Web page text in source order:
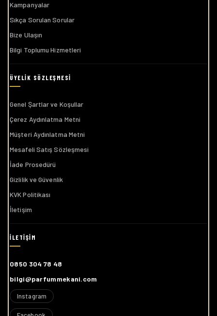
Kampanyalar
Sıkça Sorulan Sorular
Bize Ulaşın
Bilgi Toplumu Hizmetleri
Genel Şartlar ve Koşullar
Çerez Aydınlatma Metni
Müşteri Aydınlatma Metni
Mesafeli Satış Sözleşmesi
İade Prosedürü
Gizlilik ve Güvenlik
KVK Politikası
İletişim
0850 304 78 48
bilgi@parfummekani.com
Instagram